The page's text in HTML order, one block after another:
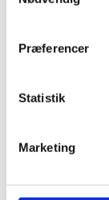
Præferencer
Statistik
Marketing